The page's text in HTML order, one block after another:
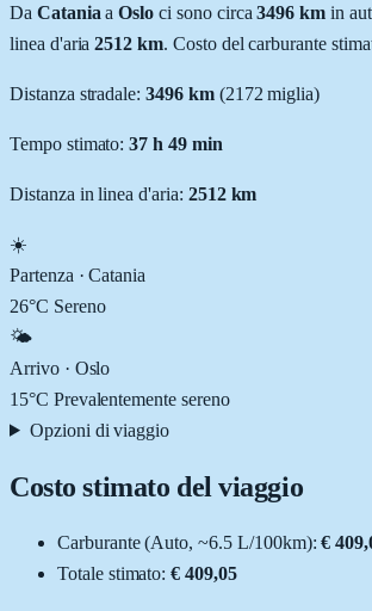
Da Catania aOslo ci sono circa 3496 km in
linea d'aria2512 km. Costo del carburante
Distanza stradale:3496km (2172 miglia)
Tempo stimato:37 h 49 min
Distanza in linea d'aria: 2512km
☀️
Partenza ·Catania
26°C Sereno
🌤️
Arrivo · Oslo
15°C Prevalentemente sereno
Opzioni di viaggio
Costo stimato del viaggio
Carburante (Auto, ~6.5 L/100km): €
Totale stimato:€ 409,05